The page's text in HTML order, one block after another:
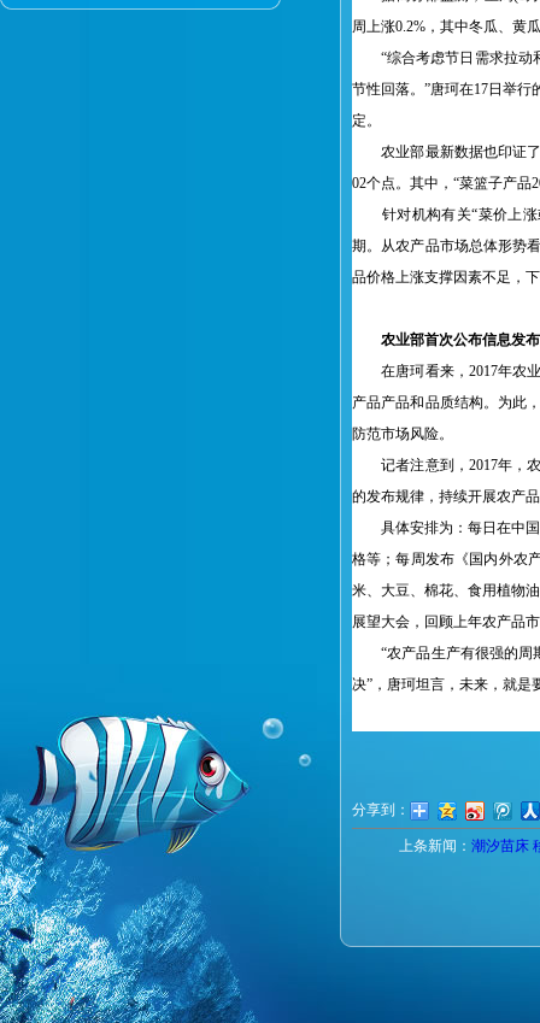
周上涨0.2%，其中冬瓜、黄
“综合考虑节日需求拉动和
节性回落。”唐珂在17日举
定。
农业部最新数据也印证了
02个点。其中，“菜篮子产品
针对机构有关“菜价上涨
期。从农产品市场总体形势
品价格上涨支撑因素不足，
农业部首次公布信息发
在唐珂看来，2017年农业
产品产品和品质结构。为此
防范市场风险。
记者注意到，2017年，农
的发布规律，持续开展农产
具体安排为：每日在中国
格等；每周发布《国内外农
米、大豆、棉花、食用植物
展望大会，回顾上年农产品
“农产品生产有很强的周期
决”，唐珂坦言，未来，就是
分享到：
上条新闻： 潮汐苗床